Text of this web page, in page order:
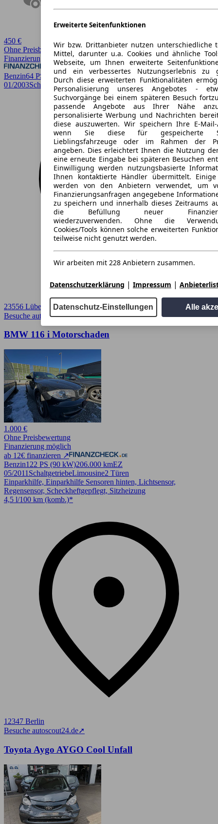
Erweiterte Seitenfunktionen
Wir bzw. Drittanbieter nutzen unterschiedliche
Mittel, darunter u.a. Cookies und ähnliche
Webseite, um Ihnen erweiterte
und ein verbessertes Nutzungserlebnis zu
Durch diese erweiterten Funktionalitäten
Personalisierung unseres Angebotes -
Suchvorgänge bei einem späteren Besuch
passende Angebote aus Ihrer Nähe
personalisierte Werbung und Nachrichten
diese auszuwerten. Wir speichern Ihre E-Mail-
wenn Sie diese für gespeicherte
Lieblingsfahrzeuge oder im Rahmen der
angeben. Dies erleichtert Ihnen die Nutzung
eine erneute Eingabe bei späteren Besuchen
Einwilligung werden nutzungsbasierte
Ihnen kontaktierte Händler übermittelt. Einige
werden von den Anbietern verwendet, um
Finanzierungsanfragen angegebene
zu speichern und innerhalb dieses Zeitraums
die Befüllung neuer
wiederzuverwenden. Ohne die
Cookies/Tools können solche erweiterten
teilweise nicht genutzt werden.
Wir arbeiten mit 228 Anbietern zusammen.
Datenschutzerklärung | Impressum |
Datenschutz-Einstellungen Alle
450 €
Ohne Preisbewertung
Finanzierung möglich
Benzin64 PS (47 kW) 193.799 kmEZ
01/2003SchaltgetriebeLimousine 5 Türen
23556 Lübeck
Besuche autoscout24.de➚
BMW 116 i Motorschaden
1.000 €
Ohne Preisbewertung
Finanzierung möglich
ab 12€ finanzieren ↗
Benzin122 PS (90 kW)206.000 kmEZ
05/2011 SchaltgetriebeLimousine2 Türen
Einparkhilfe, Einparkhilfe Sensoren hinten, Lichtsensor,
Regensensor, Scheckheftgepflegt, Sitzheizung
4,5 l/100 km (komb.)*
12347 Berlin
Besuche autoscout24.de➚
Toyota Aygo AYGO Cool Unfall